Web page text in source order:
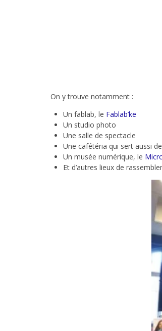
On y trouve notamment :
Un fablab, le Fablab’ke
Un studio photo
Une salle de spectacle
Une cafétéria qui sert aussi
Un musée numérique, le
Et d’autres lieux de